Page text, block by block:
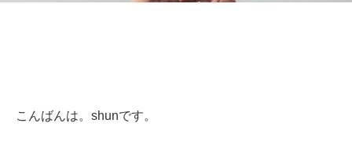
こんばんは。shunです。